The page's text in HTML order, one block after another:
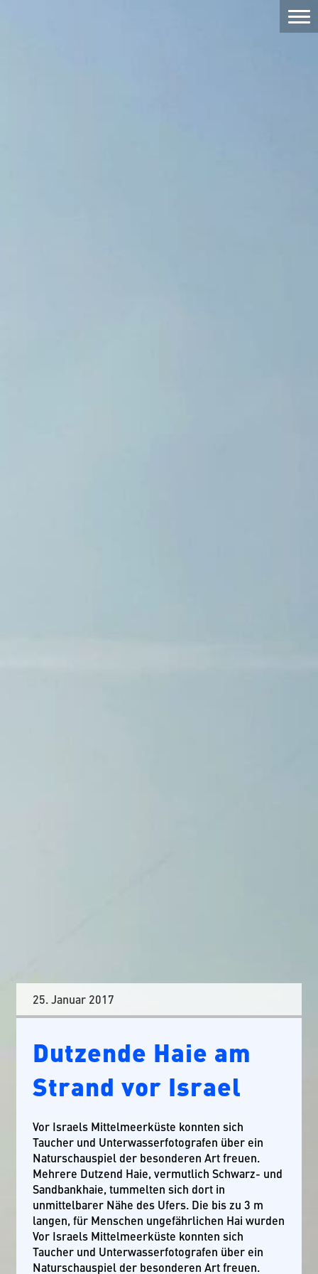
25. Januar 2017
Dutzende Haie am
Strand vor Israel
Vor Israels Mittelmeerküste konnten sich
Taucher und Unterwasserfotografen über ein
Naturschauspiel der besonderen Art freuen.
Mehrere Dutzend Haie, vermutlich Schwarz- und
Sandbankhaie, tummelten sich dort in
unmittelbarer Nähe des Ufers. Die bis zu 3 m
langen, für Menschen ungefährlichen Hai wurden
Vor Israels Mittelmeerküste konnten sich
Taucher und Unterwasserfotografen über ein
Naturschauspiel der besonderen Art freuen.